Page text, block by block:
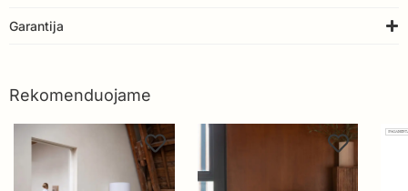
Garantija
Rekomenduojame